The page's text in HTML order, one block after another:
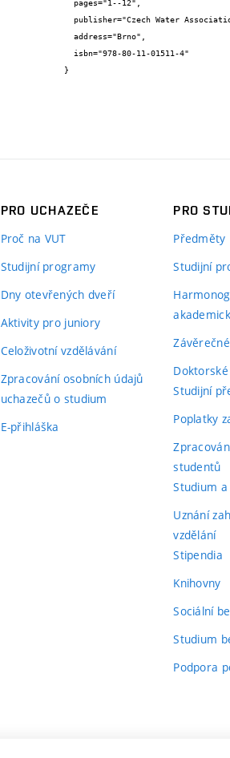
}
PRO UCHAZEČE
Proč na VUT
Studijní programy
Dny otevřených dveří
Aktivity pro juniory
Celoživotní vzdělávání
Zpracování osobních údajů
uchazečů o studium
E-přihláška
PRO
Předměty
Studijní
Studijní
Poplatky
studentů
Studium
Uznání
vzdělání
Stipendia
Knihovny
Sociální
Studium
Podpora